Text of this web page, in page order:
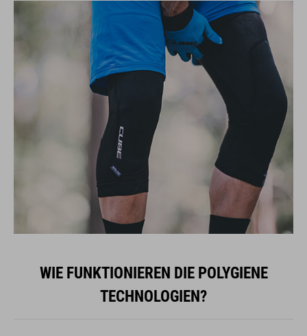
WIE FUNKTIONIEREN DIE POLYGIENE
TECHNOLOGIEN?